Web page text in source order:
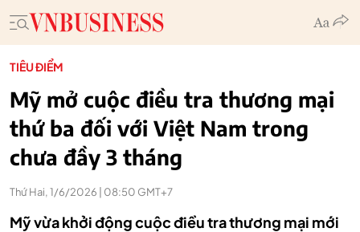
TIÊU ĐIỂM
Mỹ mở cuộc điều tra thương mại
thứ ba đối với Việt Nam trong
chưa đầy 3 tháng
Thứ Hai, 1/6/2026 | 08:50 GMT+7
Mỹ vừa khởi động cuộc điều tra thương mại mới